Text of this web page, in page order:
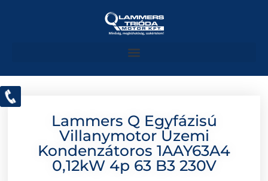
Lammers Q Egyfázisú
Villanymotor Üzemi
Kondenzátoros 1AAY63A4
0,12kW 4p 63 B3 230V